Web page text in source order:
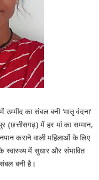
का संबल बनी 'मातृ वंदना'
(छत्तीसगढ़) में हर मां का सम्मान,
कराने वाली महिलाओं के लिए
स्वास्थ्य में सुधार और संभावित
बनी है।